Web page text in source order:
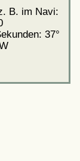
B. im Navi:
37°